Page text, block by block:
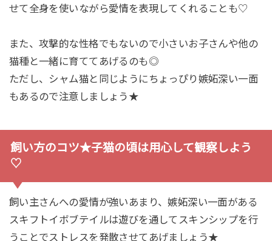
せて全身を使いながら愛情を表現してくれることも♡
また、攻撃的な性格でもないので小さいお子さんや他の
猫種と一緒に育ててあげるのも◎
ただし、シャム猫と同じようにちょっぴり嫉妬深い一面
もあるので注意しましょう★
飼い方のコツ★子猫の頃は用心して観察しよう
♡
飼い主さんへの愛情が強いあまり、嫉妬深い一面がある
スキフトイボブテイルは遊びを通してスキンシップを行
うことでストレスを発散させてあげましょう★